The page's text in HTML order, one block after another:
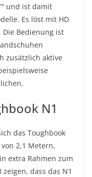
und ist damit
Es löst mit HD
Die Bedienung ist
zusätzlich aktive
N1
das Toughbook
2,1 Metern,
extra Rahmen zum
zeigen, dass das N1